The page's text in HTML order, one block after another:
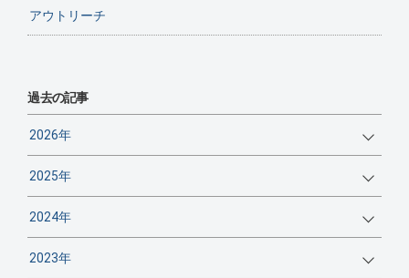
アウトリーチ
過去の記事
2026年
2025年
2024年
2023年